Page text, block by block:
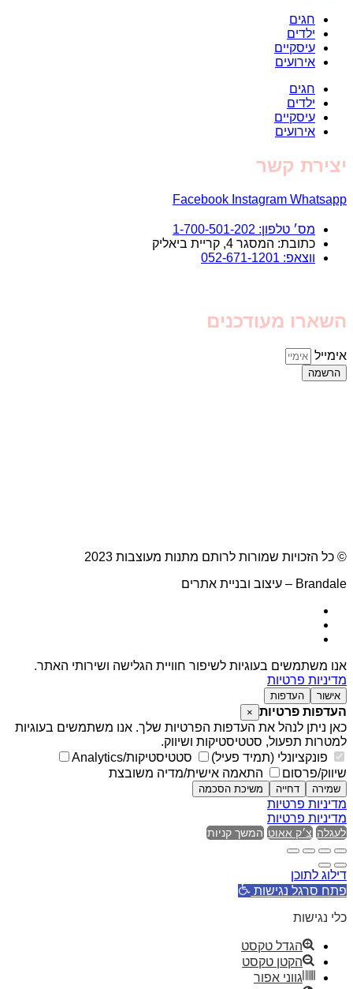
חגים
ילדים
עיסקיים
אירועים
חגים
ילדים
עיסקיים
אירועים
יצירת קשר
Facebook Instagram Whatsapp
מס׳ טלפון: 1-700-501-202
כתובת: המסגר 4, קריית ביאליק
ווצאפ: 052-671-1201
השארו מעודכנים
אימייל
הרשמה
© כל הזכויות שמורות לרותם מתנות מעוצבות 2023
Brandale – עיצוב ובניית אתרים
אנו משתמשים בעוגיות לשיפור חוויית הגלישה ושירותי האתר.
מדיניות פרטיות
אישור העדפות
העדפות פרטיות ×
כאן ניתן לנהל את העדפות הפרטיות שלך. אנו משתמשים בעוגיות
למטרות תפעול, סטטיסטיקות ושיווק.
פונקציונלי (תמיד פעיל)
סטטיסטיקות/Analytics
שיווק/פרסום
התאמה אישית/מדיה משובצת
שמירה דחייה משיכת הסכמה
מדיניות פרטיות
מדיניות פרטיות
לעגלה צ׳ק אאוט המשך קניות
דילוג לתוכן
פתח סרגל נגישות
כלי נגישות
הגדל טקסט
הקטן טקסט
גווני אפור